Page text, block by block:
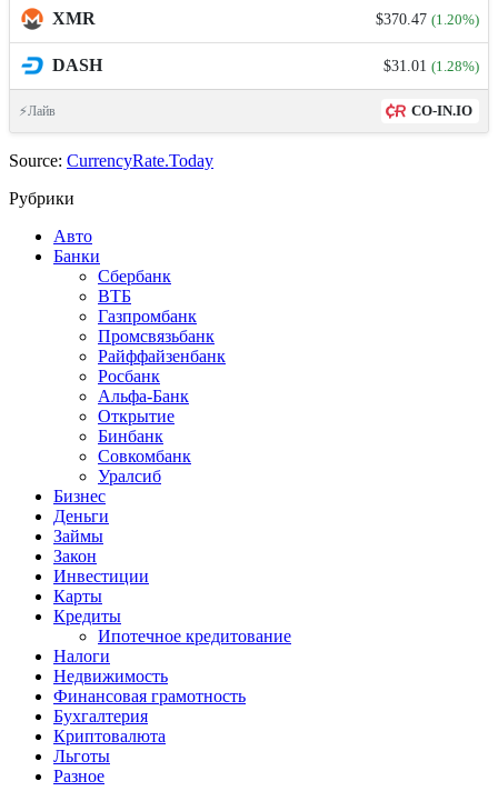
XMR $370.47 (1.20%)
DASH $31.01 (1.28%)
⚡Лайв CO-IN.IO
Source: CurrencyRate.Today
Рубрики
Авто
Банки
Сбербанк
ВТБ
Газпромбанк
Промсвязьбанк
Райффайзенбанк
Росбанк
Альфа-Банк
Открытие
Бинбанк
Совкомбанк
Уралсиб
Бизнес
Деньги
Займы
Закон
Инвестиции
Карты
Кредиты
Ипотечное кредитование
Налоги
Недвижимость
Финансовая грамотность
Бухгалтерия
Криптовалюта
Льготы
Разное